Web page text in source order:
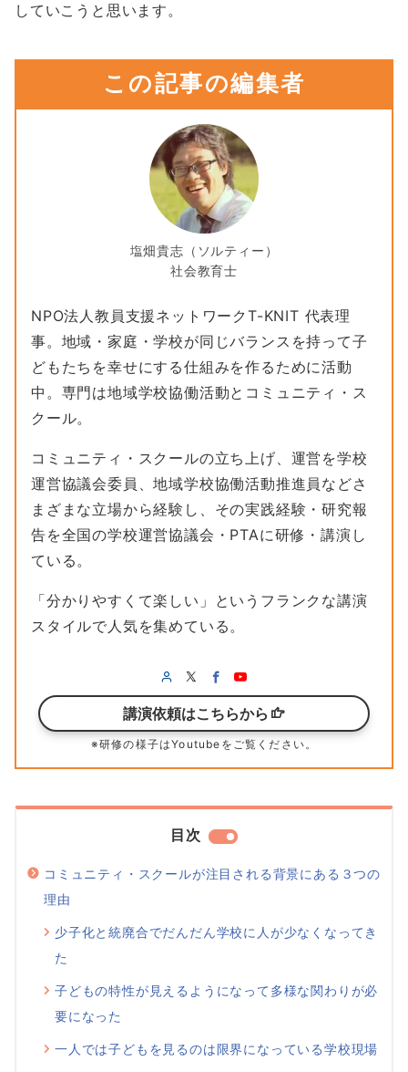
していこうと思います。
この記事の編集者
塩畑貴志（ソルティー）
社会教育士
NPO法人教員支援ネットワークT-KNIT 代表理
事。地域・家庭・学校が同じバランスを持って子
どもたちを幸せにする仕組みを作るために活動
中。専門は地域学校協働活動とコミュニティ・ス
クール。
コミュニティ・スクールの立ち上げ、運営を学校
運営協議会委員、地域学校協働活動推進員などさ
まざまな立場から経験し、その実践経験・研究報
告を全国の学校運営協議会・PTAに研修・講演し
ている。
「分かりやすくて楽しい」というフランクな講演
スタイルで人気を集めている。
講演依頼はこちらから
※研修の様子はYoutubeをご覧ください。
目次
コミュニティ・スクールが注目される背景にある３つの
理由
少子化と統廃合でだんだん学校に人が少なくなってき
た
子どもの特性が見えるようになって多様な関わりが必
要になった
一人では子どもを見るのは限界になっている学校現場